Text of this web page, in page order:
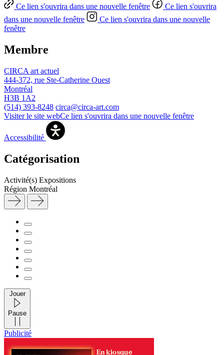
Ce lien s'ouvrira dans une nouvelle fenêtre
Ce lien s'ouvrira
dans une nouvelle fenêtre
Ce lien s'ouvrira dans une nouvelle
fenêtre
Membre
CIRCA art actuel
444-372, rue Ste-Catherine Ouest
Montréal
H3B 1A2
(514) 393-8248 circa@circa-art.com
Visiter le site webCe lien s'ouvrira dans une nouvelle fenêtre
Accessibilité
Catégorisation
Activité(s) Expositions
Région Montréal
Jouer
Pause
Publicité